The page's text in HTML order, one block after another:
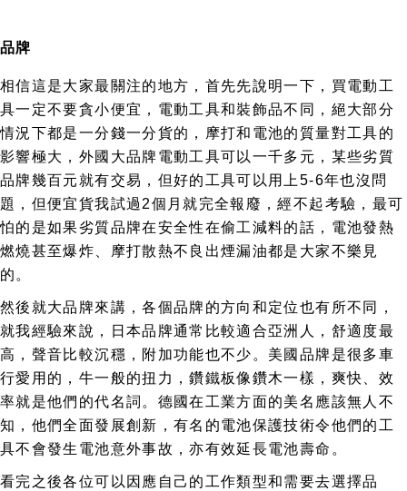
品牌
相信這是大家最關注的地方，首先先說明一下，買電動工
具一定不要貪小便宜，電動工具和裝飾品不同，絕大部分
情況下都是一分錢一分貨的，摩打和電池的質量對工具的
影響極大，外國大品牌電動工具可以一千多元，某些劣質
品牌幾百元就有交易，但好的工具可以用上5-6年也沒問
題，但便宜貨我試過2個月就完全報廢，經不起考驗，最可
怕的是如果劣質品牌在安全性在偷工減料的話，電池發熱
燃燒甚至爆炸、摩打散熱不良出煙漏油都是大家不樂見
的。
然後就大品牌來講，各個品牌的方向和定位也有所不同，
就我經驗來說，日本品牌通常比較適合亞洲人，舒適度最
高，聲音比較沉穩，附加功能也不少。美國品牌是很多車
行愛用的，牛一般的扭力，鑽鐵板像鑽木一樣，爽快、效
率就是他們的代名詞。德國在工業方面的美名應該無人不
知，他們全面發展創新，有名的電池保護技術令他們的工
具不會發生電池意外事故，亦有效延長電池壽命。
看完之後各位可以因應自己的工作類型和需要去選擇品